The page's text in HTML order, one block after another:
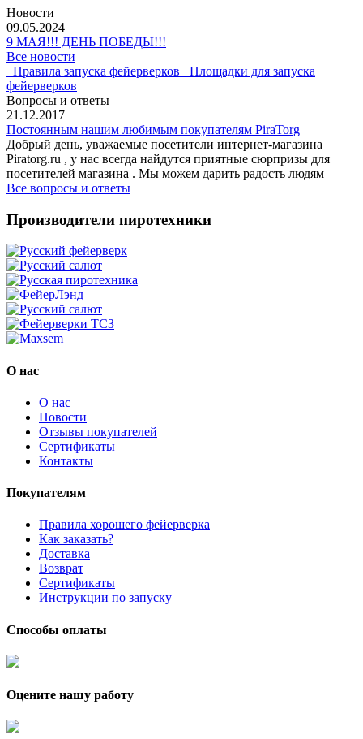
Новости
09.05.2024
9 МАЯ!!! ДЕНЬ ПОБЕДЫ!!!
Все новости
Правила запуска фейерверков
Площадки для запуска
фейерверков
Вопросы и ответы
21.12.2017
Постоянным нашим любимым покупателям PiraTorg
Добрый день, уважаемые посетители интернет-магазина
Piratorg.ru , у нас всегда найдутся приятные сюрпризы для
посетителей магазина . Мы можем дарить радость людям
Все вопросы и ответы
Производители пиротехники
О нас
О нас
Новости
Отзывы покупателей
Сертификаты
Контакты
Покупателям
Правила хорошего фейерверка
Как заказать?
Доставка
Возврат
Сертификаты
Инструкции по запуску
Способы оплаты
Оцените нашу работу